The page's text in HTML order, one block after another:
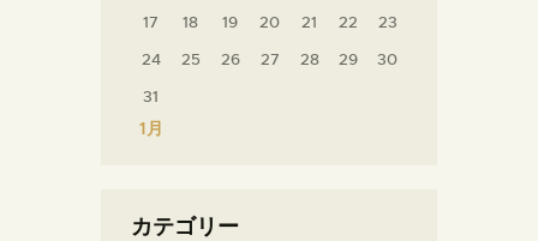
17
18 19 20 21 22
23
24
25 26 27 28 29
30
31
« 1月
カテゴリー